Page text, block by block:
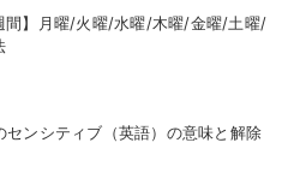
間】月曜/火曜/水曜/木曜/金曜/土曜/
ンシティブ（英語）の意味と解除